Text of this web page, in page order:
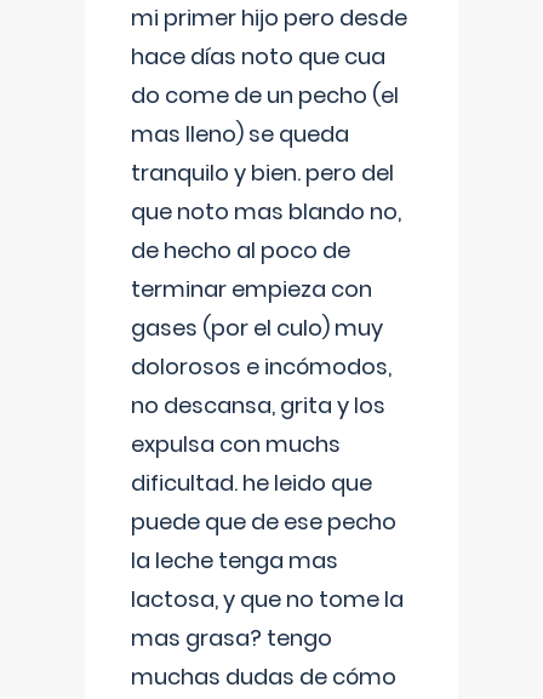
mi primer hijo pero desde
hace días noto que cua
do come de un pecho (el
mas lleno) se queda
tranquilo y bien. pero del
que noto mas blando no,
de hecho al poco de
terminar empieza con
gases (por el culo) muy
dolorosos e incómodos,
no descansa, grita y los
expulsa con muchs
dificultad. he leido que
puede que de ese pecho
la leche tenga mas
lactosa, y que no tome la
mas grasa? tengo
muchas dudas de cómo